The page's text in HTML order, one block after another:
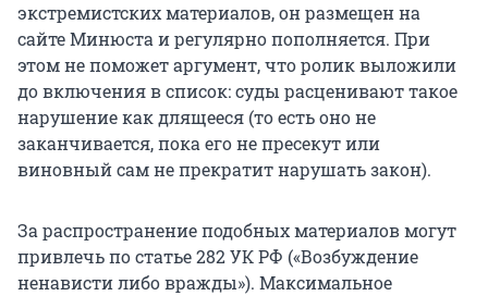
экстремистских материалов, он размещен на
сайте Минюста и регулярно пополняется. При
этом не поможет аргумент, что ролик выложили
до включения в список: суды расценивают такое
нарушение как длящееся (то есть оно не
заканчивается, пока его не пресекут или
виновный сам не прекратит нарушать закон).
За распространение подобных материалов могут
привлечь по статье282 УК РФ («Возбуждение
ненависти либо вражды»). Максимальное